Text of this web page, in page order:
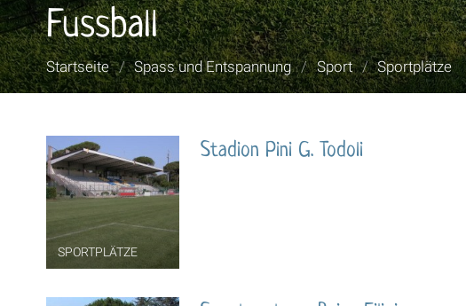
Fussball
Sie
sind
Startseite / Spass und Entspannung / Sport / Sportplätze
SPORTPLÄTZE
Stadion Pini G. Todoli